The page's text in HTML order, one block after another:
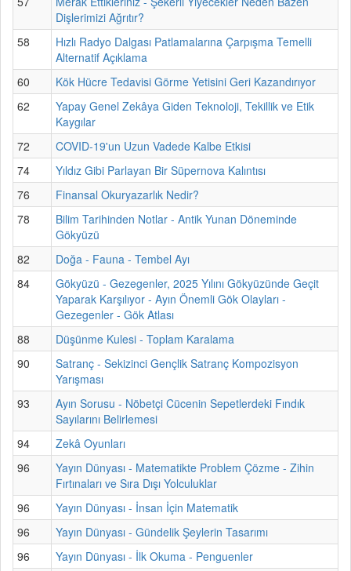
Dişlerimizi Ağrıtır?
58
Hızlı Radyo Dalgası Patlamalarına Çarpışma Temelli
Alternatif Açıklama
60
Kök Hücre Tedavisi Görme Yetisini Geri Kazandırıyor
62
Yapay Genel Zekâya Giden Teknoloji, Tekillik ve Etik
Kaygılar
72
COVID-19'un Uzun Vadede Kalbe Etkisi
74
Yıldız Gibi Parlayan Bir Süpernova Kalıntısı
76
Finansal Okuryazarlık Nedir?
78
Bilim Tarihinden Notlar - Antik Yunan Döneminde
Gökyüzü
82
Doğa - Fauna - Tembel Ayı
84
Gökyüzü - Gezegenler, 2025 Yılını Gökyüzünde Geçit
Yaparak Karşılıyor - Ayın Önemli Gök Olayları -
Gezegenler - Gök Atlası
88
Düşünme Kulesi - Toplam Karalama
90
Satranç - Sekizinci Gençlik Satranç Kompozisyon
Yarışması
93
Ayın Sorusu - Nöbetçi Cücenin Sepetlerdeki Fındık
Sayılarını Belirlemesi
94
Zekâ Oyunları
96
Yayın Dünyası - Matematikte Problem Çözme - Zihin
Fırtınaları ve Sıra Dışı Yolculuklar
96
Yayın Dünyası - İnsan İçin Matematik
96
Yayın Dünyası - Gündelik Şeylerin Tasarımı
96
Yayın Dünyası - İlk Okuma - Penguenler